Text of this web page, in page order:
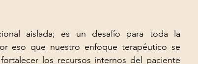
aislada; es un desafío para toda la
eso que nuestro enfoque terapéutico se
los recursos internos del paciente